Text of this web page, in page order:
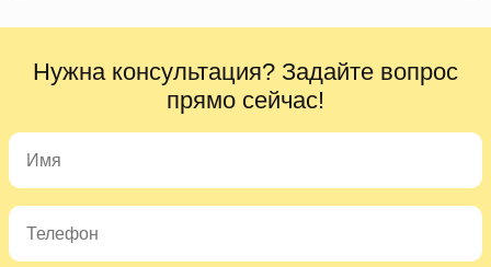
Нужна консультация? Задайте вопрос
прямо сейчас!